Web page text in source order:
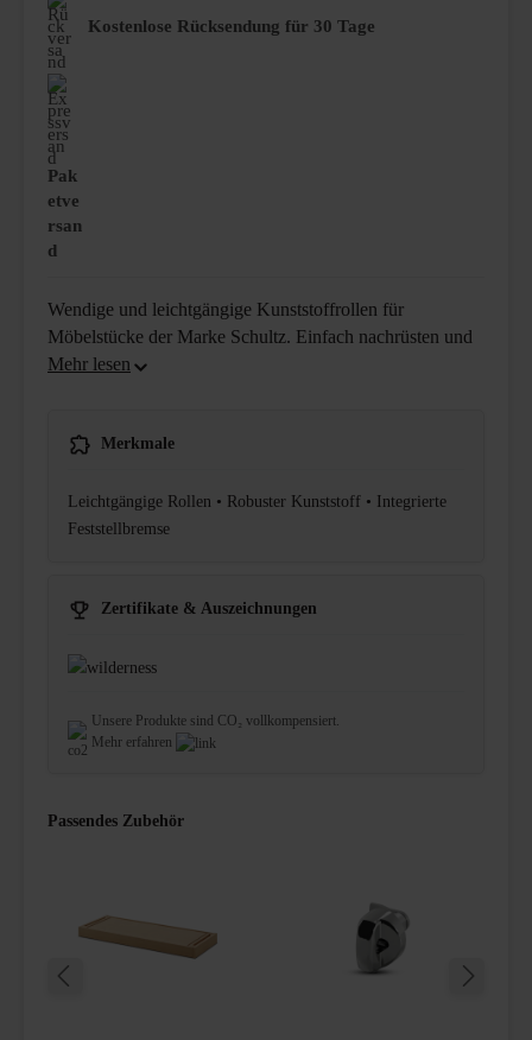
Kostenlose Rücksendung für 30 Tage
Pak
etve
rsan
d
Wendige und leichtgängige Kunststoffrollen für
Möbelstücke der Marke Schultz. Einfach nachrüsten und
Merkmale
Leichtgängige Rollen • Robuster Kunststoff • Integrierte
Feststellbremse
Zertifikate & Auszeichnungen
Unsere Produkte sind CO₂ vollkompensiert.
Mehr erfahren
Passendes Zubehör